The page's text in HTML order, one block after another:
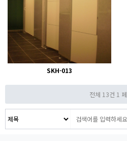
SKH-013
전체 13건 1